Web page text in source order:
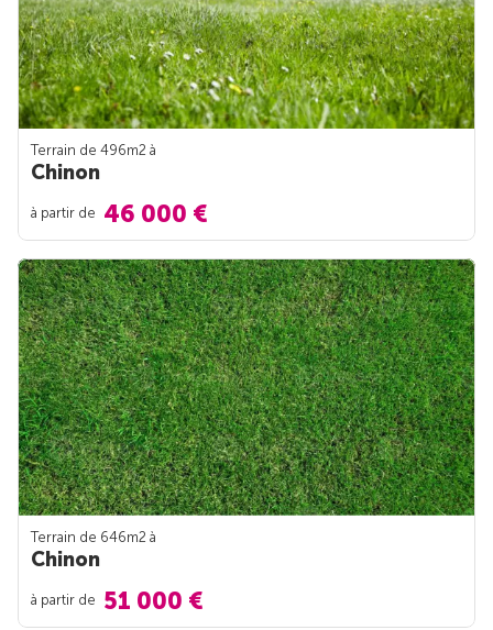
Terrain de 496m2 à
Chinon
à partir de 46 000 €
Terrain de 646m2 à
Chinon
à partir de 51 000 €